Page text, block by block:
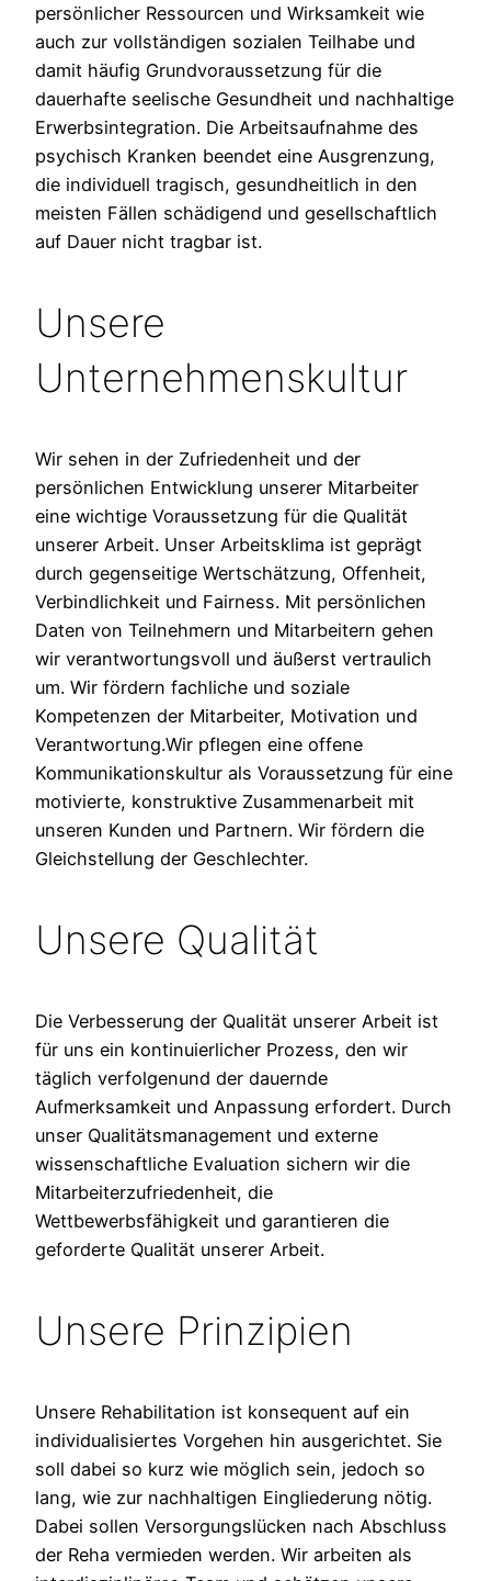
persönlicher Ressourcen und Wirksamkeit wie
auch zur vollständigen sozialen Teilhabe und
damit häufig Grundvoraussetzung für die
dauerhafte seelische Gesundheit und nachhaltige
Erwerbsintegration. Die Arbeitsaufnahme des
psychisch Kranken beendet eine Ausgrenzung,
die individuell tragisch, gesundheitlich in den
meisten Fällen schädigend und gesellschaftlich
auf Dauer nicht tragbar ist.
Unsere
Unternehmenskultur
Wir sehen in der Zufriedenheit und der
persönlichen Entwicklung unserer Mitarbeiter
eine wichtige Voraussetzung für die Qualität
unserer Arbeit. Unser Arbeitsklima ist geprägt
durch gegenseitige Wertschätzung, Offenheit,
Verbindlichkeit und Fairness. Mit persönlichen
Daten von Teilnehmern und Mitarbeitern gehen
wir verantwortungsvoll und äußerst vertraulich
um. Wir fördern fachliche und soziale
Kompetenzen der Mitarbeiter, Motivation und
Verantwortung.Wir pflegen eine offene
Kommunikationskultur als Voraus­setzung für eine
motivierte, konstrukti­ve Zusammenarbeit mit
unseren Kunden und Partnern. Wir fördern die
Gleichstellung der Geschlechter.
Unsere Qualität
Die Verbesserung der Qualität unserer Arbeit ist
für uns ein kontinuierlicher Prozess, den wir
täglich verfolgenund der dauernde
Aufmerksamkeit und Anpassung erfordert. Durch
unser Qualitätsmanagement und externe
wissenschaftliche Evaluation sichern wir die
Mitarbeiterzufriedenheit, die
Wettbewerbsfähigkeit und garantieren die
geforderte Qualität unserer Arbeit.
Unsere Prinzipien
Unsere Rehabilitation ist konsequent auf ein
individualisiertes Vorgehen hin ausgerichtet. Sie
soll dabei so kurz wie möglich sein, jedoch so
lang, wie zur nachhaltigen Eingliederung nötig.
Dabei sollen Versorgungslücken nach Abschluss
der Reha vermieden werden. Wir arbeiten als